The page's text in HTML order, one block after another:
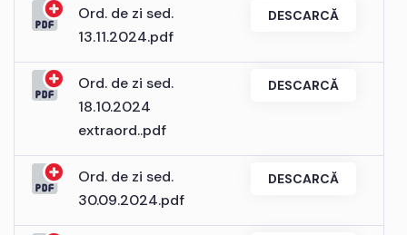
Ord. de zi sed.
13.11.2024.pdf
DESCARCĂ
Ord. de zi sed.
18.10.2024
extraord..pdf
DESCARCĂ
Ord. de zi sed.
30.09.2024.pdf
DESCARCĂ